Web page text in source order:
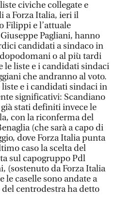
civiche collegate e
Forza Italia, ieri il
Filippi e l’attuale
Pagliani, hanno
candidati a sindaco in
o al più tardi
le liste e i candidati sindaci
che andranno al voto.
e i candidati sindaci in
significativi: Scandiano
stati definiti invece le
con la riconferma del
(che sarà a capo di
dove Forza Italia punta
caso la scelta del
sul capogruppo Pdl
(sostenuto da Forza Italia
le caselle sono andate a
centrodestra ha detto